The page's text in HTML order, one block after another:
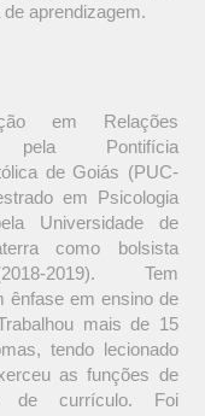
aprendizagem.
em Relações
pela Pontifícia
de Goiás (PUC-
em Psicologia
Universidade de
como bolsista
2019). Tem
ênfase em ensino de
mais de 15
tendo lecionado
as funções de
de currículo. Foi